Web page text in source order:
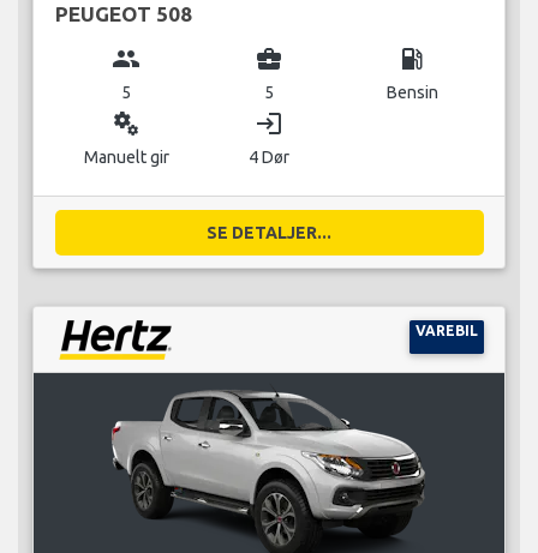
PEUGEOT 508
group
5
business_center
5
local_gas_station
Bensin
miscellaneous_services
Manuelt gir
login
4 Dør
SE DETALJER...
VAREBIL